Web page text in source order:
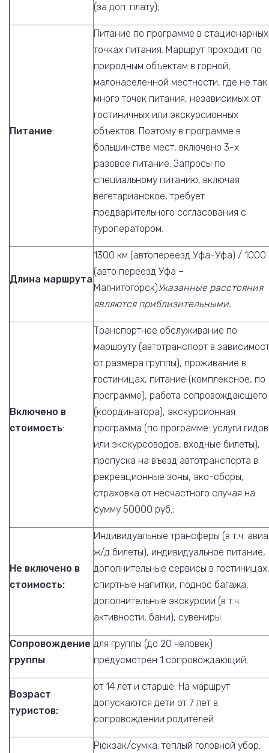
(за доп. плату);
Питание:
Питание по программе в стационарных
точках питания. Маршрут проходит по
природным объектам в горной,
малонаселенной местности, где не так
много точек питания, независимых от
гостиничных или экскурсионных
объектов. Поэтому в программе в
большинстве мест, включено 3-х
разовое питание. Запросы по
специальному питанию, включая
вегетарианское, требует
предварительного согласования с
туроператором.
Длина маршрута
1300 км (автопереезд Уфа-Уфа) / 1000
(авто переезд Уфа –
Магнитогорск)Указанные расстояния
являются приблизительными.
Включено в
стоимость:
Транспортное обслуживание по
маршруту (автотранспорт в
от размера группы), проживание в
гостиницах, питание (комплексное, по
программе), работа сопровождающего
(координатора), экскурсионная
программа (по программе: услуги гидов
или экскурсоводов, входные билеты),
пропуска на въезд автотранспорта в
рекреационные зоны, эко-сборы,
страховка от несчастного случая на
сумму 50000 руб.;
Не включено в
стоимость:
Индивидуальные трансферы (в т.ч.
ж/д билеты), индивидуальное питание,
дополнительные сервисы в гостиницах,
спиртные напитки, поднос багажа,
дополнительные экскурсии (в т.ч.
активности, бани), сувениры.
Сопровождение
группы:
для группы (до 20 человек)
предусмотрен 1 сопровождающий;
Возраст
туристов:
от 14 лет и старше. На маршрут
допускаются дети от 7 лет в
сопровождении родителей.
Рюкзак/сумка; тёплый головной убор,